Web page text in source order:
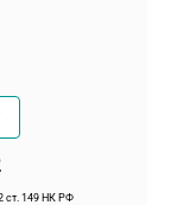
ст. 149 НК РФ